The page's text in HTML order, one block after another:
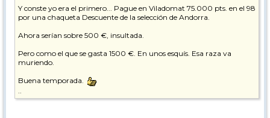
Y conste yo era el primero... Pague en Viladomat 75.000 pts. en el 98
por una chaqueta Descuente de la selección de Andorra.
Ahora serían sobre 500 €, insultada.
Pero como el que se gasta 1500 €. En unos esquís. Esa raza va
muriendo.
Buena temporada.